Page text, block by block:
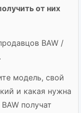
от них
BAW /
модель, свой
и какая нужна
получат